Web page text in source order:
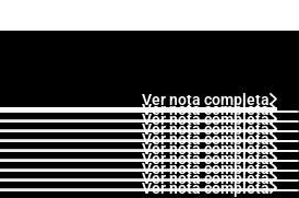
Ver nota completa
Ver nota completa
Ver nota completa
Ver nota completa
Ver nota completa
Ver nota completa
Ver nota completa
Ver nota completa
Ver nota completa
Ver nota completa